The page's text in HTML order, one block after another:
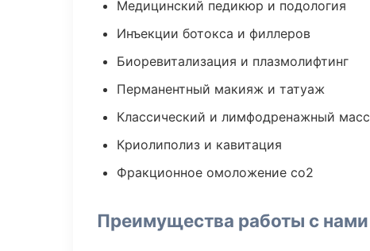
Медицинский педикюр и подология
Инъекции ботокса и филлеров
Биоревитализация и плазмолифтинг
Перманентный макияж и татуаж
Классический и лимфодренажный
Криолиполиз и кавитация
Фракционное омоложение co2
Преимущества работы с нами